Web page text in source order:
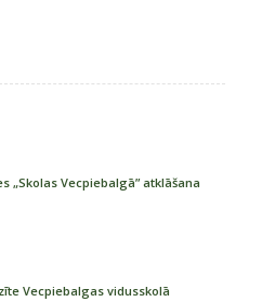
„Skolas Vecpiebalgā” atklāšana
Vecpiebalgas vidusskolā